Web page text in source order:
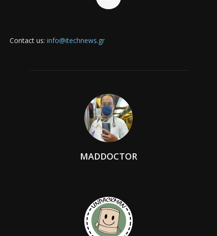
Contact us: info@itechnews.gr
MADDOCTOR